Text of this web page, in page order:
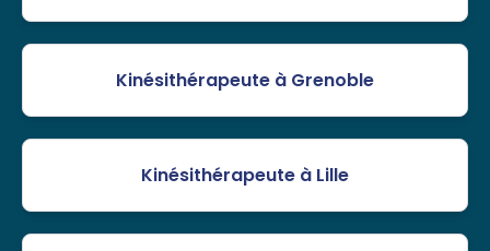
Kinésithérapeute à Grenoble
Kinésithérapeute à Lille